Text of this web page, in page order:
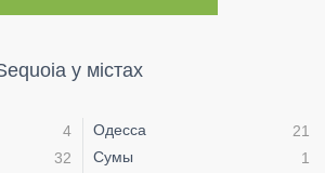
у містах
4
32
Одесса
21
Сумы
1